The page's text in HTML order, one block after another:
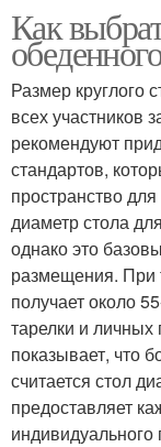
Как
Размер круглого
всех участников
рекомендуют
стандартов,
пространство
диаметр стола
однако это
размещения. При
получает около
тарелки и
показывает, что
считается стол
предоставляет
индивидуального